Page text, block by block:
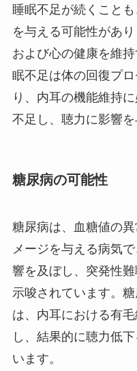
睡眠不足が続くこと
を与える可能性があ
および心の健康を維
眠不足は体の回復プ
り、内耳の機能維持
不足し、聴力に影響を
糖尿病の可能性
糖尿病は、血糖値の
メージを与える病気
響を及ぼし、突発性
示唆されています。
は、内耳における有
し、結果的に聴力低
います。